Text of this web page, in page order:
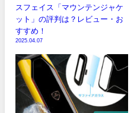
スフェイス「マウンテンジャケ
ット」の評判は？レビュー・お
すすめ！
2025.04.07